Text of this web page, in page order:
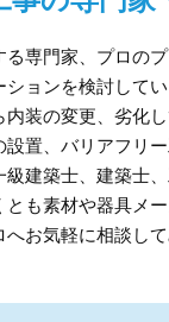
専門家、プロの
ョンを検討して
装の変更、劣化
置、バリアフリ
建築士、建築士
も素材や器具メ
お気軽に相談し